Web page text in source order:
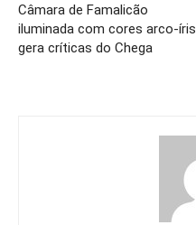
Câmara de Famalicão
iluminada com cores arco-íris
gera críticas do Chega